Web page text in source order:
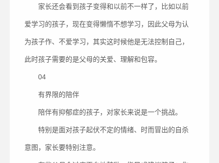
家长还会看到孩子变得和以前不一样了，比如以前
爱学习的孩子，现在变得懒惰不想学习，因此父母为认
为孩子作、不爱学习，其实这时候他是无法控制自己，
此时孩子需要的是父母的关爱、理解和包容。
04
有界限的陪伴
陪伴有抑郁症的孩子，对家长来说是一个挑战。
特别是面对孩子起伏不定的情绪、时而冒出的自杀
意图，家长要特别注意。